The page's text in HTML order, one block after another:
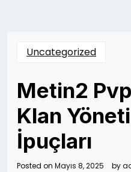
Uncategorized
Metin2
Klan
İpuçları
Posted on Mayıs 8, 2025 by